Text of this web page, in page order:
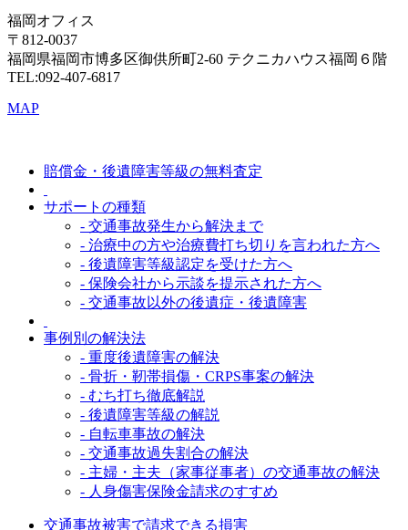
福岡オフィス
〒812-0037
福岡県福岡市博多区御供所町2-60 テクニカハウス福岡６階
TEL:092-407-6817
MAP
賠償金・後遺障害等級の無料査定
サポートの種類
- 交通事故発生から解決まで
- 治療中の方や治療費打ち切りを言われた方へ
- 後遺障害等級認定を受けた方へ
- 保険会社から示談を提示された方へ
- 交通事故以外の後遺症・後遺障害
事例別の解決法
- 重度後遺障害の解決
- 骨折・靭帯損傷・CRPS事案の解決
- むち打ち徹底解説
- 後遺障害等級の解説
- 自転車事故の解決
- 交通事故過失割合の解決
- 主婦・主夫（家事従事者）の交通事故の解決
- 人身傷害保険金請求のすすめ
交通事故被害で請求できる損害